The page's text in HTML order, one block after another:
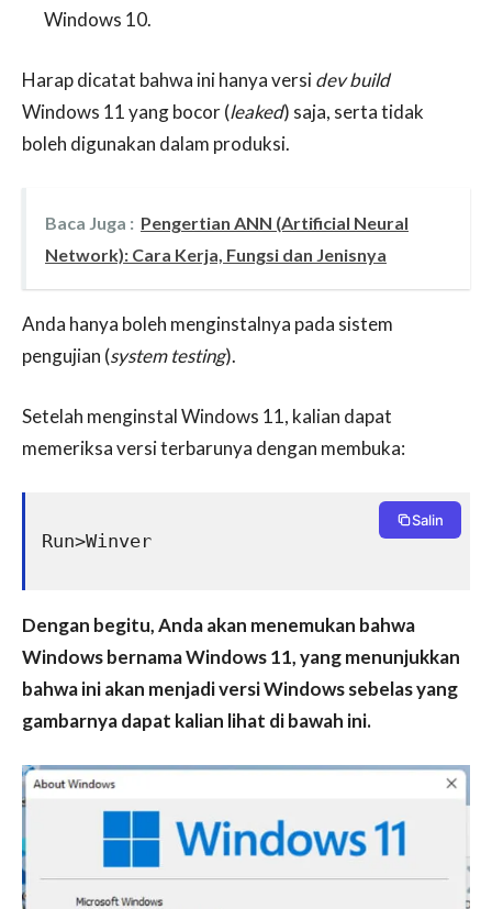
Windows 10.
Harap dicatat bahwa ini hanya versidev build
Windows 11 yang bocor (leaked) saja, serta tidak
boleh digunakan dalam produksi.
Baca Juga : Pengertian ANN (Artificial Neural
Network): Cara Kerja, Fungsi dan Jenisnya
Anda hanya boleh menginstalnya pada sistem
pengujian (system testing).
Setelah menginstal Windows 11, kalian dapat
memeriksa versi terbarunya dengan membuka:
Run>Winver
Salin
Dengan begitu, Anda akan menemukan bahwa
Windows bernama Windows 11, yang menunjukkan
bahwa ini akan menjadi versi Windows sebelas yang
gambarnya dapat kalian lihat di bawah ini.